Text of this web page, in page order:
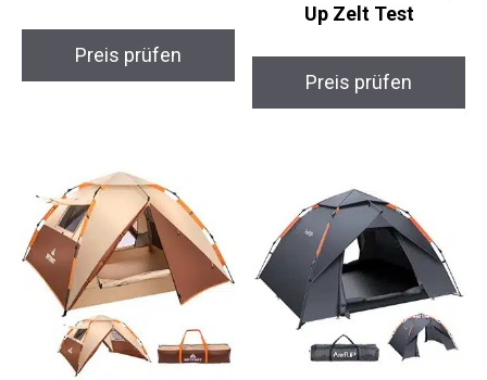
Preis prüfen
Up Zelt Test
Preis prüfen